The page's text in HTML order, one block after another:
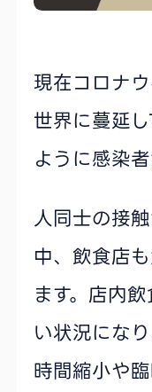
現在コロナ
世界に蔓延
ように感染者
人同士の接
中、飲食店
ます。店内
い状況にな
時間縮小や